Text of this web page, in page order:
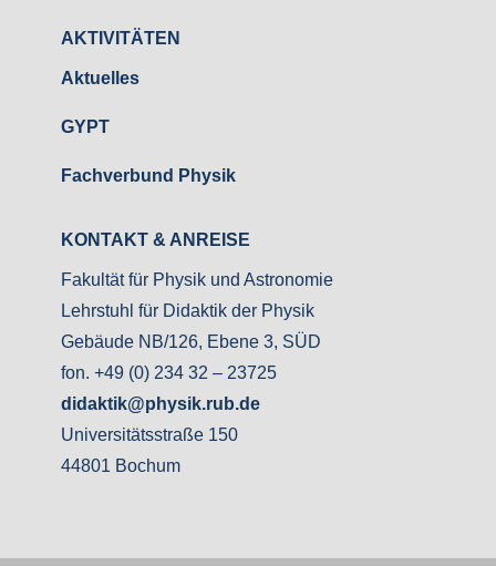
AKTIVITÄTEN
Aktuelles
GYPT
Fachverbund Physik
KONTAKT & ANREISE
Fakultät für Physik und Astronomie
Lehrstuhl für Didaktik der Physik
Gebäude NB/126, Ebene 3, SÜD
fon. +49 (0) 234 32 – 23725
didaktik@physik.rub.de
Universitätsstraße 150
44801 Bochum